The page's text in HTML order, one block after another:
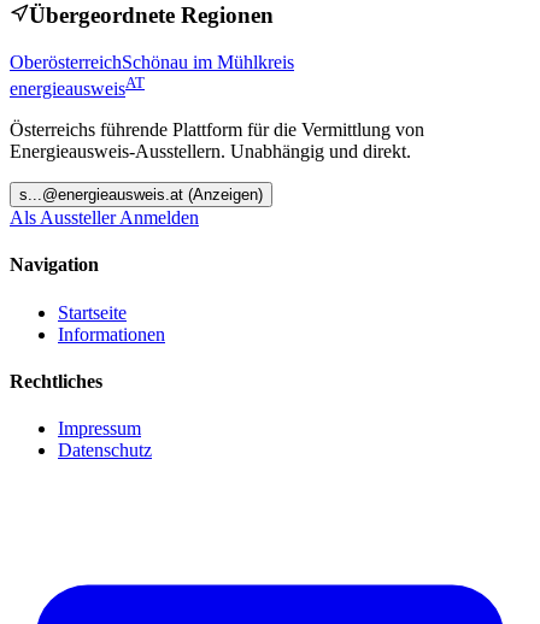
Übergeordnete Regionen
OberösterreichSchönau im Mühlkreis
energieausweisAT
Österreichs führende Plattform für die Vermittlung von
Energieausweis-Ausstellern. Unabhängig und direkt.
s ...@energieausweis.at (Anzeigen)
Als Aussteller Anmelden
Navigation
Startseite
Informationen
Rechtliches
Impressum
Datenschutz